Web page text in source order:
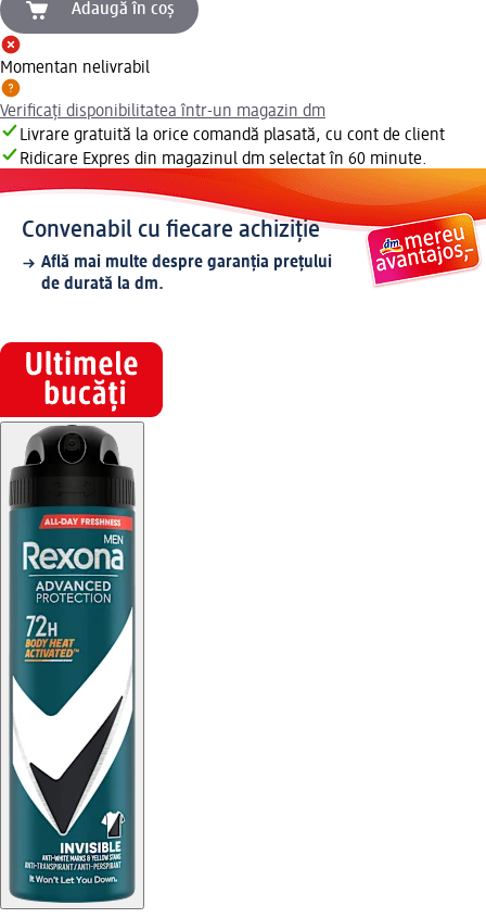
Adaugă în coș
Momentan nelivrabil
Verificați disponibilitatea într-un magazin dm
Livrare gratuită la orice comandă plasată, cu cont de client
Ridicare Expres din magazinul dm selectat în 60 minute.
Convenabil cu fiecare achiziție
Află mai multe despre garanția prețului
de durată la dm.